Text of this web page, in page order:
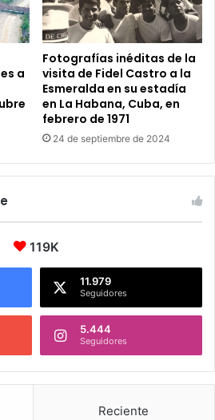
a
Fotografías inéditas de la
visita de Fidel Castro a la
Esmeralda en su estadía
en La Habana, Cuba, en
febrero de 1971
24 de septiembre de 2024
119K
11.979
Seguidores
5.444
Seguidores
Reciente